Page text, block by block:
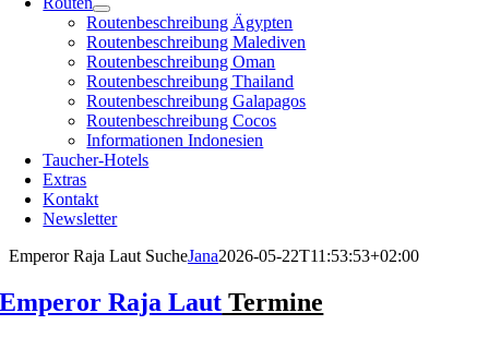
Routenbeschreibung Ägypten
Routenbeschreibung Malediven
Routenbeschreibung Oman
Routenbeschreibung Thailand
Routenbeschreibung Galapagos
Routenbeschreibung Cocos
Informationen Indonesien
Taucher-Hotels
Extras
Kontakt
Newsletter
Emperor Raja Laut SucheJana2026-05-22T11:53:53+02:00
Emperor Raja Laut Termine